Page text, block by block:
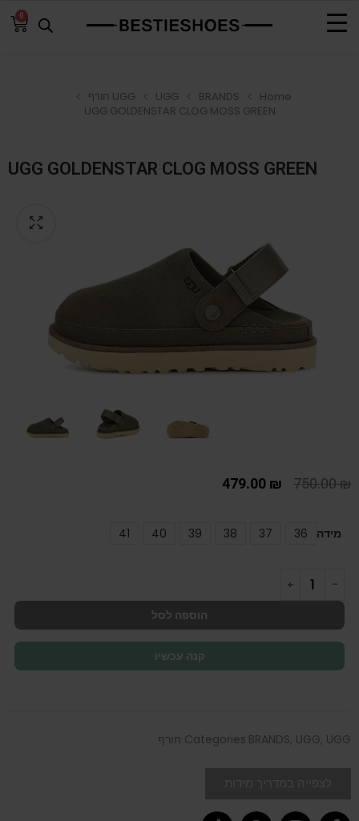
0
Home
BRANDS
UGG
UGG חורף
UGG GOLDENSTAR CLOG MOSS GREEN
UGG GOLDENSTAR CLOG MOSS GREEN
750.00₪
479.00 ₪
מידה 36
37
38
39
40
41
הוספה לסל
קנה עכשיו
Categories BRANDS, UGG, UGG חורף